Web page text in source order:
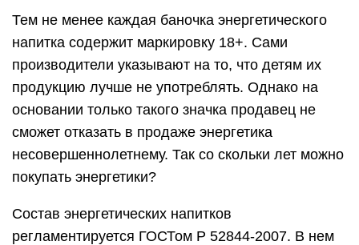
Тем не менее каждая баночка энергетического
напитка содержит маркировку 18+. Сами
производители указывают на то, что детям их
продукцию лучше не употреблять. Однако на
основании только такого значка продавец не
сможет отказать в продаже энергетика
несовершеннолетнему. Так со скольки лет можно
покупать энергетики?
Состав энергетических напитков
регламентируется ГОСТом Р 52844-2007. В нем